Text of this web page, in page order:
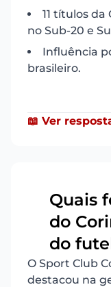
11 títulos da
no Sub-20 e
Influência
brasileiro.
📖 Ver
Quais
do
do
O Sport Club
destacou na